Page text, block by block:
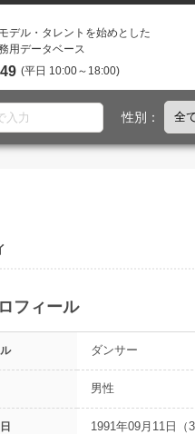
デル・タレントを始めとした
用データベース
(平日 10:00～18:00)
性別：
フィール
ダンサー
男性
1991年09月11日（